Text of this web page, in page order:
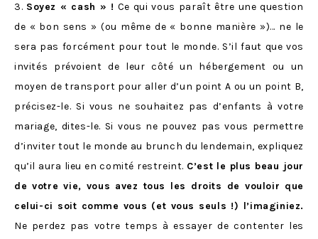
3. Soyez « cash » ! Ce qui vous paraît être une question
de « bon sens » (ou même de « bonne manière »)… ne le
sera pas forcément pour tout le monde. S’il faut que vos
invités prévoient de leur côté un hébergement ou un
moyen de transport pour aller d’un point A ou un point B,
précisez-le. Si vous ne souhaitez pas d’enfants à votre
mariage, dites-le. Si vous ne pouvez pas vous permettre
d’inviter tout le monde au brunch du lendemain, expliquez
qu’il aura lieu en comité restreint. C’est le plus beau jour
de votre vie, vous avez tous les droits de vouloir que
celui-ci soit comme vous (et vous seuls !) l’imaginiez.
Ne perdez pas votre temps à essayer de contenter les